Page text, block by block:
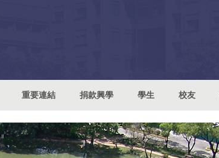
重要連結 捐款興學 學生 校友